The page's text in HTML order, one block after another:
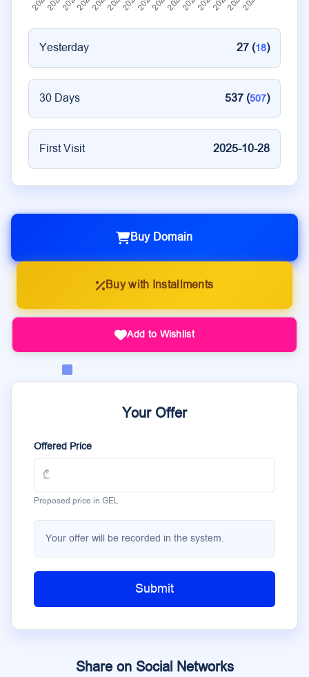
Yesterday 27 (18)
30 Days 537 (507)
First Visit 2025-10-28
Buy Domain
Buy with Installments
Add to Wishlist
Your Offer
Offered Price
Proposed price in GEL
Your offer will be recorded in the system.
Submit
Share on Social Networks